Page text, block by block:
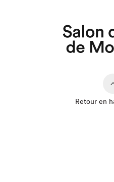
Retour en